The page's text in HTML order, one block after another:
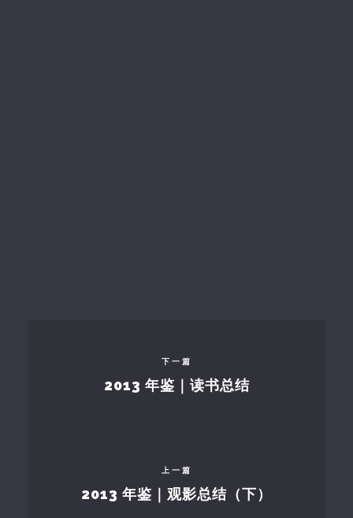
下一篇
2013 年鉴｜读书总结
上一篇
2013 年鉴｜观影总结（下）